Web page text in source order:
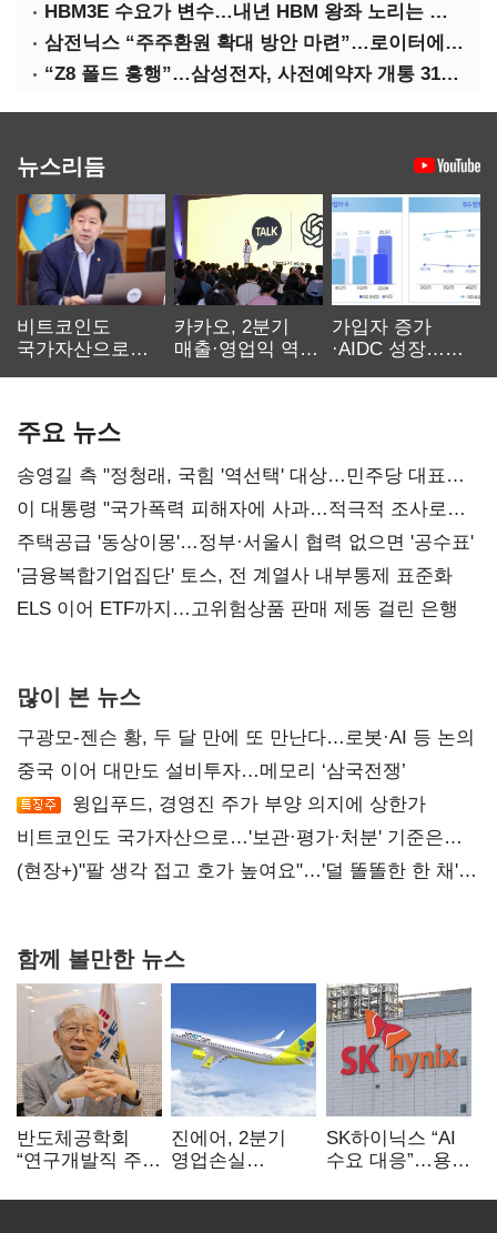
HBM3E 수요가 변수…내년 HBM 왕좌 노리는 삼성
삼전닉스 “주주환원 확대 방안 마련”…로이터에 성명 보내
“Z8 폴드 흥행”…삼성전자, 사전예약자 개통 31일까지 연장
뉴스리듬
비트코인도
국가자산으로…'
카카오, 2분기
매출·영업익 역대
가입자 증가
·AIDC 성장…
주요 뉴스
송영길 측 "정청래, 국힘 '역선택' 대상…민주당 대표로
총선 지휘 못해"
이 대통령 "국가폭력 피해자에 사과…적극적 조사로
진실 밝혀야"
주택공급 '동상이몽'…정부·서울시 협력 없으면 '공수표'
'금융복합기업집단' 토스, 전 계열사 내부통제 표준화
ELS 이어 ETF까지…고위험상품 판매 제동 걸린 은행
많이 본 뉴스
구광모-젠슨 황, 두 달 만에 또 만난다…로봇·AI 등 논의
중국 이어 대만도 설비투자…메모리 ‘삼국전쟁’
윙입푸드, 경영진 주가 부양 의지에 상한가
비트코인도 국가자산으로…'보관·평가·처분' 기준은
숙제
(현장+)"팔 생각 접고 호가 높여요"…'덜 똘똘한 한 채'
함께 볼만한 뉴스
반도체공학회
“연구개발직 주
개선해야”
진에어, 2분기
영업손실
상승 여파
SK하이닉스 “AI
수요 대응”…용인
투자